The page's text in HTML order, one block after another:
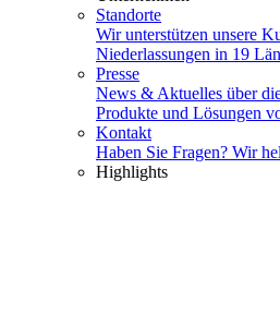
Standorte
Wir unterstützen unsere
Niederlassungen in 19
Presse
News & Aktuelles über
Produkte und Lösungen
Kontakt
Haben Sie Fragen? Wir
Highlights